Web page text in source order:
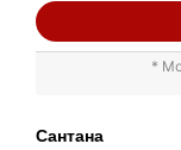
*
Сантана